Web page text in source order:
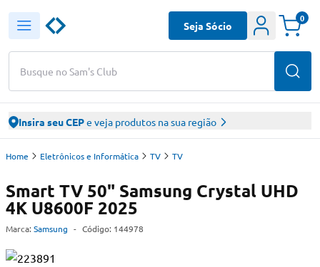
Busque no Sam's Club
Seja Sócio
0
Insira seu CEPe veja produtos na sua região
Home Eletrônicos e Informática TV TV
Smart TV 50" Samsung Crystal UHD
4K U8600F 2025
Marca: Samsung - Código: 144978